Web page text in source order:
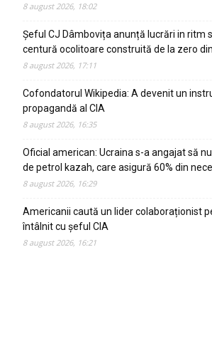
8 august 2026, 18:02
Șeful CJ Dâmbovița anunță lucrări in ritm
centură ocolitoare construită de la zero
8 august 2026, 17:11
Cofondatorul Wikipedia: A devenit un
propagandă al CIA
8 august 2026, 16:35
Oficial american: Ucraina s-a angajat să
de petrol kazah, care asigură 60% din
8 august 2026, 16:29
Americanii caută un lider colaboraționist
întâlnit cu șeful CIA
8 august 2026, 16:21